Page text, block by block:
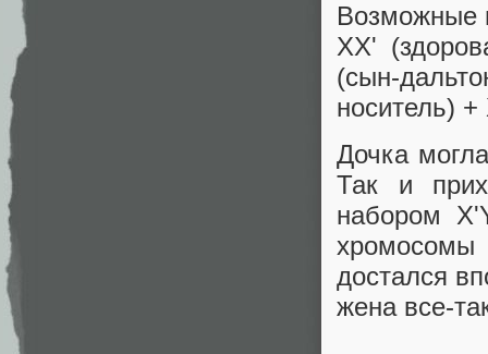
Возможные
XX'
(сын-
носитель)
Дочка
Так и
набором
хромосомы
достался
жена все-